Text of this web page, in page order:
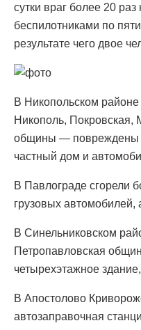
сутки враг более 20
беспилотниками по
результате чего двое
В Никопольском
Никополь, Покровская,
общины — повреждены
частный дом и
В Павлограде сгорели
грузовых автомобилей,
В Синельниковском
Петропавловская
четырехэтажное
В Апостолово
автозаправочная